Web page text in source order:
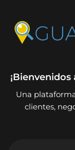
Una
clientes,